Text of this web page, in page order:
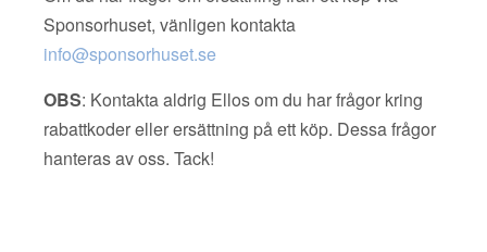
Sponsorhuset, vänligen kontakta
info@sponsorhuset.se
OBS: Kontakta aldrig Ellos om du har frågor kring
rabattkoder eller ersättning på ett köp. Dessa frågor
hanteras av oss. Tack!